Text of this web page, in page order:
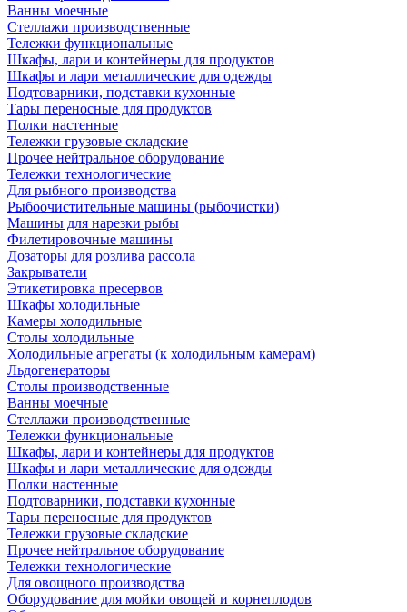
Ванны моечные
Стеллажи производственные
Тележки функциональные
Шкафы, лари и контейнеры для продуктов
Шкафы и лари металлические для одежды
Подтоварники, подставки кухонные
Тары переносные для продуктов
Полки настенные
Тележки грузовые складские
Прочее нейтральное оборудование
Тележки технологические
Для рыбного производства
Рыбоочистительные машины (рыбочистки)
Машины для нарезки рыбы
Филетировочные машины
Дозаторы для розлива рассола
Закрыватели
Этикетировка пресервов
Шкафы холодильные
Камеры холодильные
Столы холодильные
Холодильные агрегаты (к холодильным камерам)
Льдогенераторы
Столы производственные
Ванны моечные
Стеллажи производственные
Тележки функциональные
Шкафы, лари и контейнеры для продуктов
Шкафы и лари металлические для одежды
Полки настенные
Подтоварники, подставки кухонные
Тары переносные для продуктов
Тележки грузовые складские
Прочее нейтральное оборудование
Тележки технологические
Для овощного производства
Оборудование для мойки овощей и корнеплодов